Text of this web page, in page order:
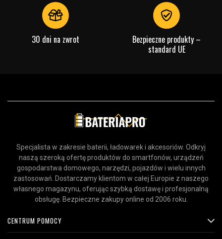
30 dni na zwrot
Bezpieczne produkty –
standard UE
Specjalista w zakresie baterii, ładowarek i akcesoriów. Odkryj
naszą szeroką ofertę produktów do smartfonów, urządzeń
gospodarstwa domowego, narzędzi, pojazdów i wielu innych
zastosowań. Dostarczamy klientom w całej Europie z naszego
własnego magazynu, oferując szybką dostawę i profesjonalną
obsługę. Bezpieczne zakupy online od 2006 roku.
CENTRUM POMOCY